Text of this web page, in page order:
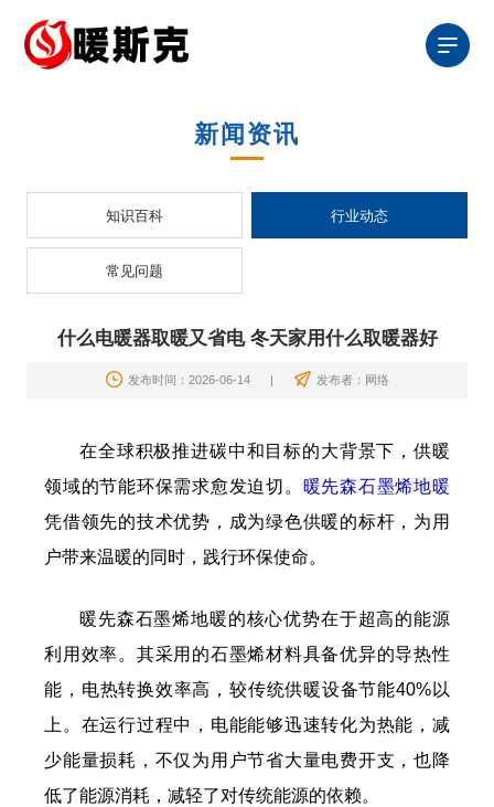
新闻资讯
知识百科 行业动态
常见问题
什么电暖器取暖又省电 冬天家用什么取暖器好
发布时间：2026-06-14 发布者：网络
在全球积极推进碳中和目标的大背景下，供暖
领域的节能环保需求愈发迫切。 暖先森石墨烯地暖
凭借领先的技术优势，成为绿色供暖的标杆，为用
户带来温暖的同时，践行环保使命。
暖先森石墨烯地暖的核心优势在于超高的能源
利用效率。其采用的石墨烯材料具备优异的导热性
能，电热转换效率高，较传统供暖设备节能40%以
上。在运行过程中，电能能够迅速转化为热能，减
少能量损耗，不仅为用户节省大量电费开支，也降
低了能源消耗，减轻了对传统能源的依赖。